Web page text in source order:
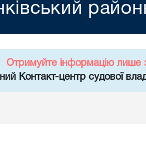
Отримуйте інформацію лише
Контакт-центр судової